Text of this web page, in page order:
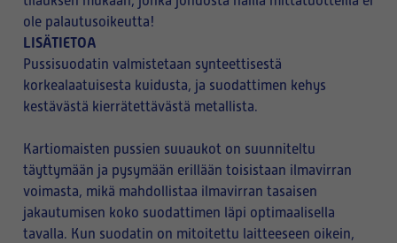
ole palautusoikeutta!
LISÄTIETOA
Pussisuodatin valmistetaan synteettisestä
korkealaatuisesta kuidusta, ja suodattimen kehys
kestävästä kierrätettävästä metallista.
Kartiomaisten pussien suuaukot on suunniteltu
täyttymään ja pysymään erillään toisistaan ilmavirran
voimasta, mikä mahdollistaa ilmavirran tasaisen
jakautumisen koko suodattimen läpi optimaalisella
tavalla. Kun suodatin on mitoitettu laitteeseen oikein,